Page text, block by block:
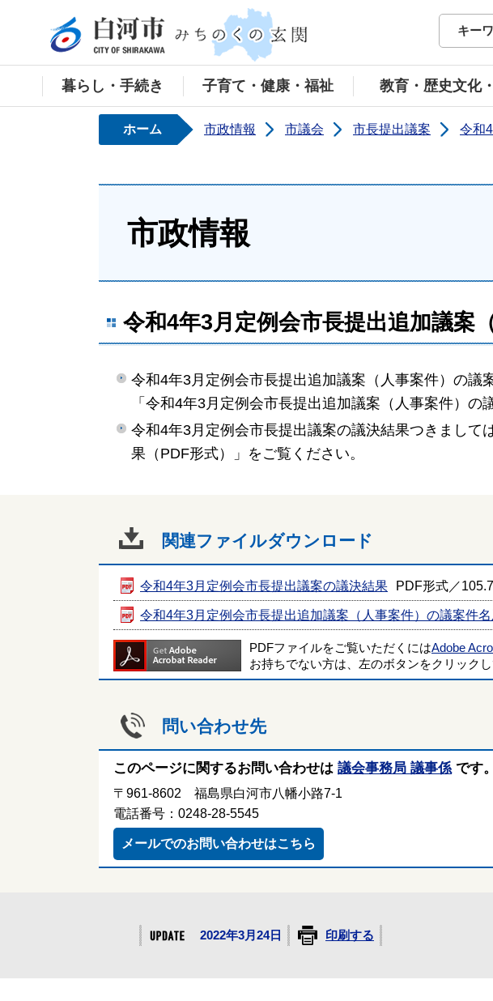
白河市公式ホームページ
キー
暮らし・手続き 子育て・健康・福祉 教育・歴史文化
ホーム 市政情報 市議会 市長提出議案 令和
市政情報
令和4年3月定例会市長提出追加議案
令和4年3月定例会市長提出追加議案（人事案件）の
「令和4年3月定例会市長提出追加議案（人事案件）
令和4年3月定例会市長提出議案の議決結果つきまし
果（PDF形式）」をご覧ください。
関連ファイルダウンロード
令和4年3月定例会市長提出議案の議決結果 PDF形式／
令和4年3月定例会市長提出追加議案（人事案件）の議案件
PDFファイルをご覧いただくにはAdobe
お持ちでない方は、左のボタンをクリックし
問い合わせ先
このページに関するお問い合わせは 議会事務局 議事係 です。
〒961-8602 福島県白河市八幡小路7-1
電話番号：0248-28-5545
メールでのお問い合わせはこちら
2022年3月24日 印刷する